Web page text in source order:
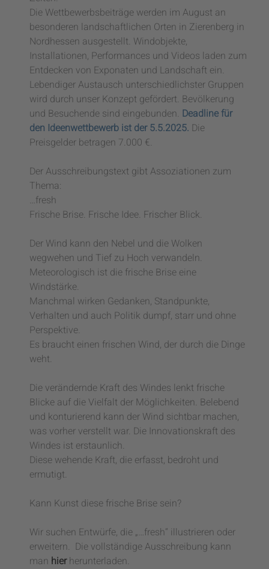
Die Wettbewerbsbeiträge werden im August an
besonderen landschaftlichen Orten in Zierenberg in
Nordhessen ausgestellt. Windobjekte,
Installationen, Performances und Videos laden zum
Entdecken von Exponaten und Landschaft ein.
Lebendiger Austausch unterschiedlichster Gruppen
wird durch unser Konzept gefördert. Bevölkerung
und Besuchende sind eingebunden. Deadline für
den Ideenwettbewerb ist der 5.5.2025. Die
Preisgelder betragen 7.000 €.
Der Ausschreibungstext gibt Assoziationen zum
Thema:
…fresh
Frische Brise. Frische Idee. Frischer Blick.
Der Wind kann den Nebel und die Wolken
wegwehen und Tief zu Hoch verwandeln.
Meteorologisch ist die frische Brise eine
Windstärke.
Manchmal wirken Gedanken, Standpunkte,
Verhalten und auch Politik dumpf, starr und ohne
Perspektive.
Es braucht einen frischen Wind, der durch die Dinge
weht.
Die verändernde Kraft des Windes lenkt frische
Blicke auf die Vielfalt der Möglichkeiten. Belebend
und konturierend kann der Wind sichtbar machen,
was vorher verstellt war. Die Innovationskraft des
Windes ist erstaunlich.
Diese wehende Kraft, die erfasst, bedroht und
ermutigt.
Kann Kunst diese frische Brise sein?
Wir suchen Entwürfe, die „…fresh“ illustrieren oder
erweitern. Die vollständige Ausschreibung kann
man hier herunterladen.